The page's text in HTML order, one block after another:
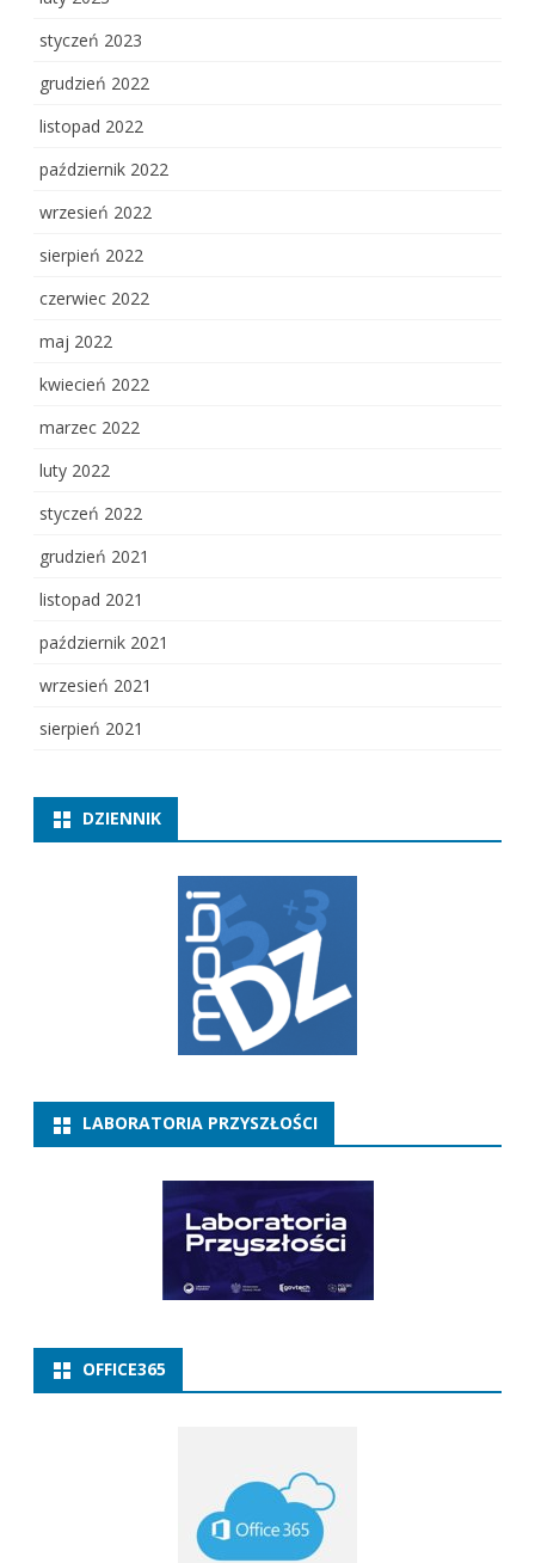
styczeń 2023
grudzień 2022
listopad 2022
październik 2022
wrzesień 2022
sierpień 2022
czerwiec 2022
maj 2022
kwiecień 2022
marzec 2022
luty 2022
styczeń 2022
grudzień 2021
listopad 2021
październik 2021
wrzesień 2021
sierpień 2021
DZIENNIK
LABORATORIA PRZYSZŁOŚCI
OFFICE365